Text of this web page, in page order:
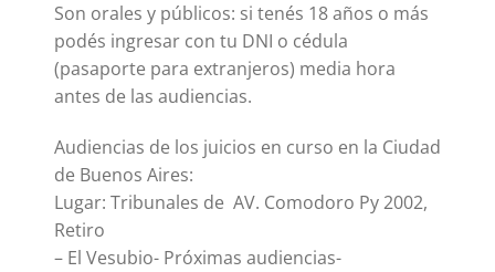
Son orales y públicos: si tenés 18 años o más
podés ingresar con tu DNI o cédula
(pasaporte para extranjeros) media hora
antes de las audiencias.
Audiencias de los juicios en curso en la Ciudad
de Buenos Aires:
Lugar: Tribunales de AV. Comodoro Py 2002,
Retiro
– El Vesubio- Próximas audiencias-